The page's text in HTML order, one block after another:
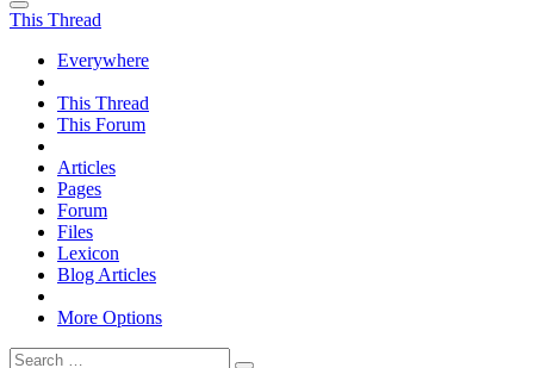
This Thread
Everywhere
This Thread
This Forum
Articles
Pages
Forum
Files
Lexicon
Blog Articles
More Options